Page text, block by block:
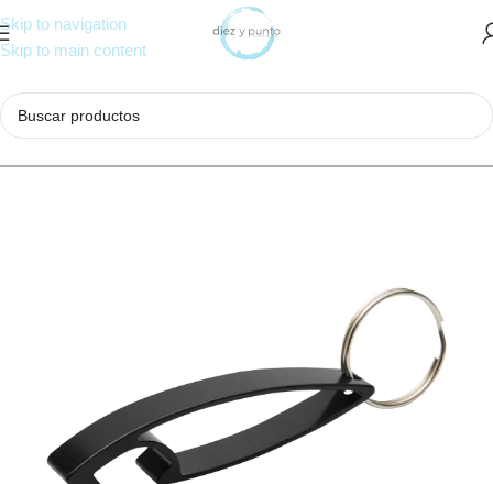
Skip to navigation
Skip to main content